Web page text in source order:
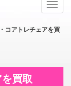
コアトレチェアを買
買取